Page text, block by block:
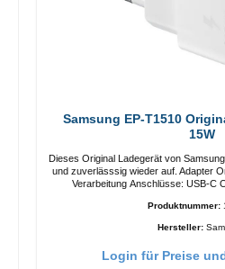
Samsung EP-T1510
15W
Dieses Original Ladegerät von
und zuverlässsig wieder auf. Adapter Original Samsung Hochwertige
Verarbeitung Anschlüsse:
Produktnummer:
Hersteller:
Login für Preise